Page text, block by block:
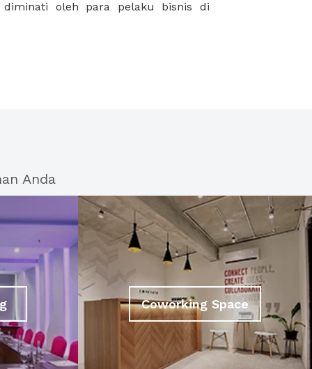
Anda
Coworking Space